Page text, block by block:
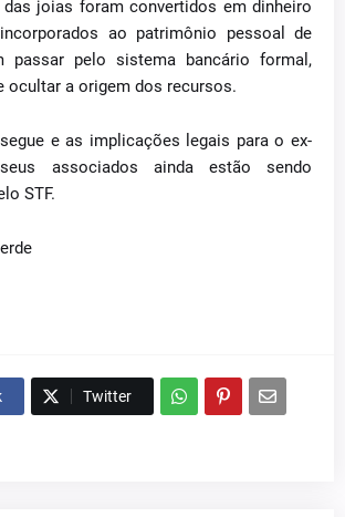
joias foram convertidos em dinheiro
ao patrimônio pessoal de
passar pelo sistema bancário formal,
ocultar a origem dos recursos.
e as implicações legais para o ex-
associados ainda estão sendo
STF.
Twitter